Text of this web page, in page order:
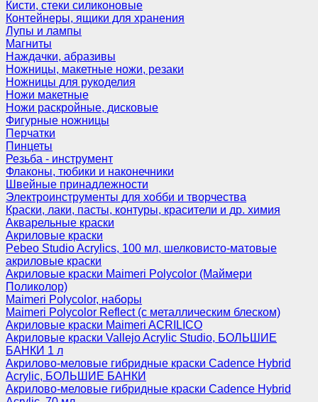
Кисти, стеки силиконовые
Контейнеры, ящики для хранения
Лупы и лампы
Магниты
Наждачки, абразивы
Ножницы, макетные ножи, резаки
Ножницы для рукоделия
Ножи макетные
Ножи раскройные, дисковые
Фигурные ножницы
Перчатки
Пинцеты
Резьба - инструмент
Флаконы, тюбики и наконечники
Швейные принадлежности
Электроинструменты для хобби и творчества
Краски, лаки, пасты, контуры, красители и др. химия
Акварельные краски
Акриловые краски
Pebeo Studio Acrylics, 100 мл, шелковисто-матовые
акриловые краски
Акриловые краски Maimeri Polycolor (Маймери
Поликолор)
Maimeri Polycolor, наборы
Maimeri Polycolor Reflect (с металлическим блеском)
Акриловые краски Maimeri ACRILICO
Акриловые краски Vallejo Acrylic Studio, БОЛЬШИЕ
БАНКИ 1 л
Акрилово-меловые гибридные краски Cadence Hybrid
Acrylic, БОЛЬШИЕ БАНКИ
Акрилово-меловые гибридные краски Cadence Hybrid